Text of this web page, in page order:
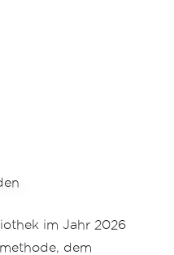
im Jahr 2026
dem